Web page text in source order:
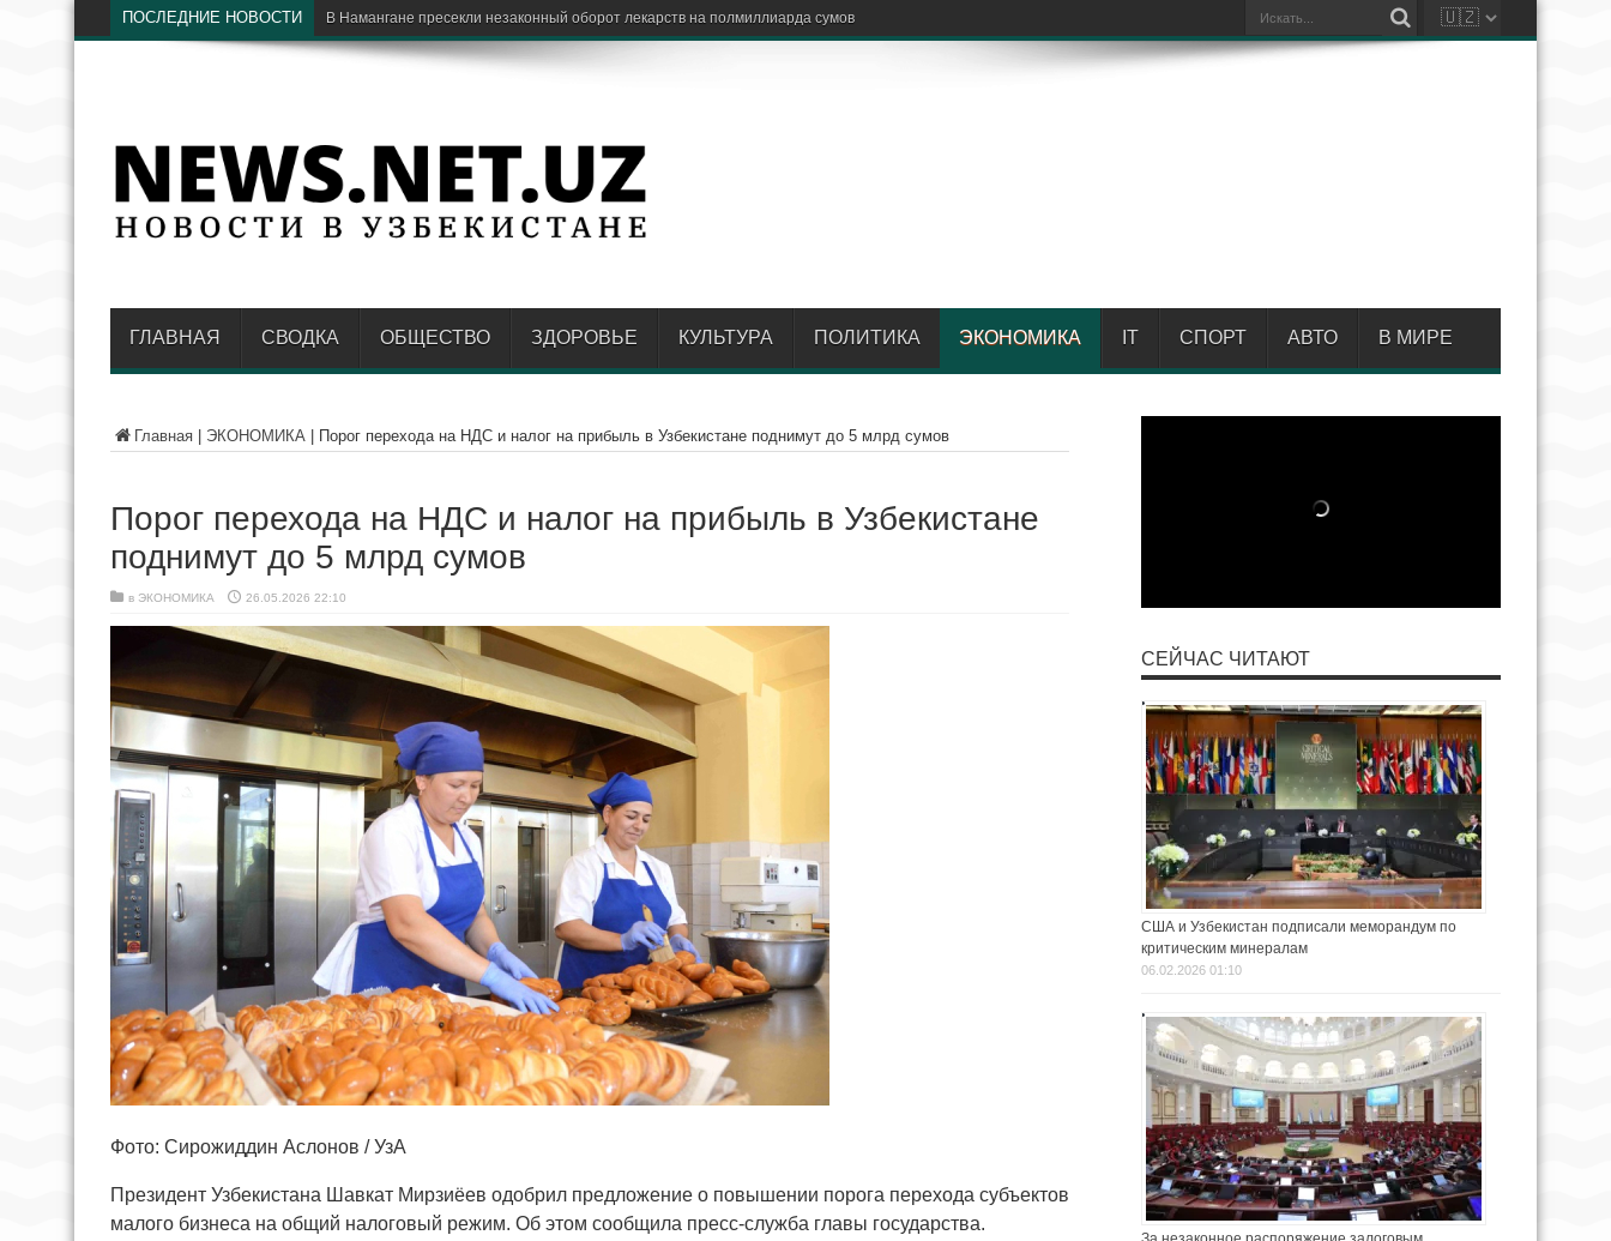
ПОСЛЕДНИЕ НОВОСТИ В Сур
ГЛАВНАЯ СВОДКА ОБЩЕСТВО ЗДОРОВЬЕ КУЛЬТУРА ПОЛИТИКА ЭКОНОМИКА IT СПОРТ АВТО В МИРЕ
Главная ЭКОНОМИКА Порог перехода на НДС и налог на прибыль в Узбекистане поднимут до 5 млрд сумов
Порог перехода на НДС и налог на прибыль в Узбекистане
поднимут до 5 млрд сумов
в ЭКОНОМИКА 26.05.2026 22:10
Фото: Сирожиддин Аслонов / УзА
Президент Узбекистана Шавкат Мирзиёев одобрил предложение о повышении порога перехода субъектов
малого бизнеса на общий налоговый режим. Об этом сообщила пресс-служба главы государства.
СЕЙЧАС ЧИТАЮТ
США и Узбекистан подписали меморандум по
критическим минералам
06.02.2026 01:10